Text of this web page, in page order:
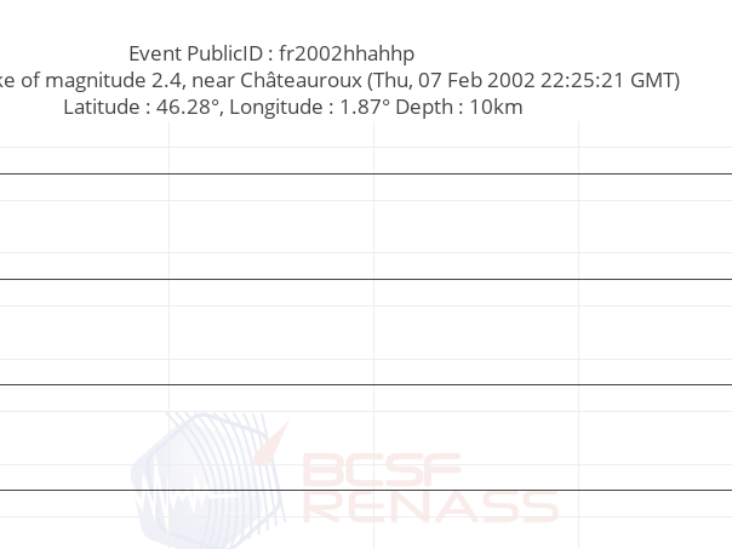
Event PublicID : fr2002hhahhp
of magnitude 2.4, near Châteauroux (Thu, 07 Feb 2002 22:25:21 GMT)
         Latitude : 46.28°, Longitude : 1.87° Depth : 10km